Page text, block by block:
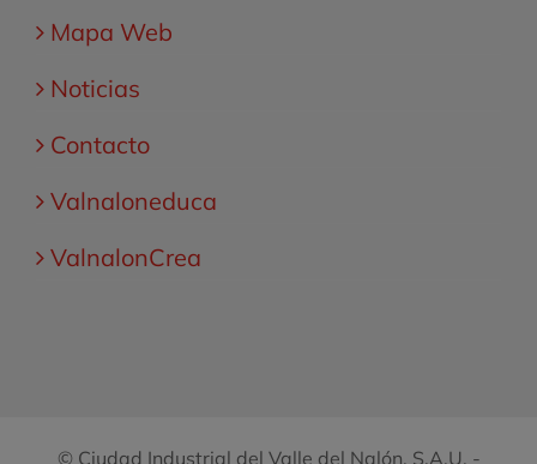
Mapa Web
Noticias
Contacto
Valnaloneduca
ValnalonCrea
© Ciudad Industrial del Valle del Nalón, S.A.U. -